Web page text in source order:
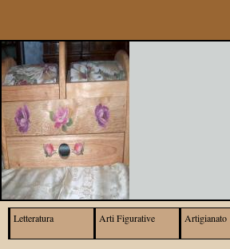
Letteratura Arti Figurative Artigianato